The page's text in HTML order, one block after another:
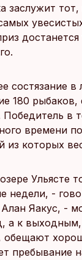
заслужит
состязание в
180 рыбаков,
в
времени
которых
Ульясте
недели, -
Яакус, -
а к
обещают
пребывание